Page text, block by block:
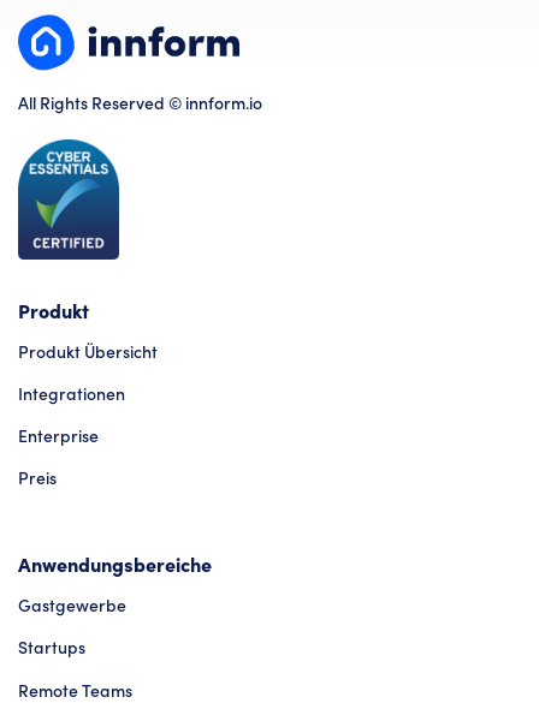
All Rights Reserved © innform.io
Produkt
Produkt Übersicht
Integrationen
Enterprise
Preis
Anwendungsbereiche
Gastgewerbe
Startups
Remote Teams